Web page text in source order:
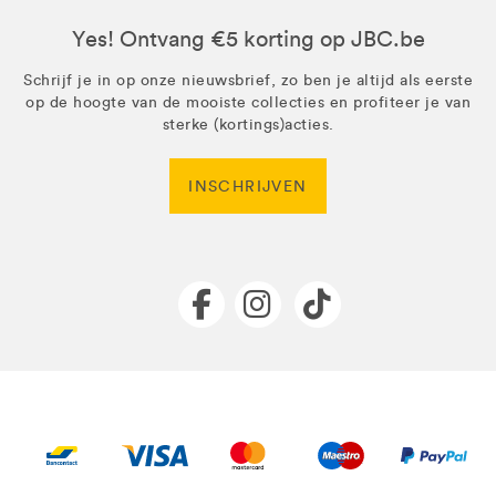
Yes! Ontvang €5 korting op JBC.be
Schrijf je in op onze nieuwsbrief, zo ben je altijd als eerste
op de hoogte van de mooiste collecties en profiteer je van
sterke (kortings)acties.
INSCHRIJVEN